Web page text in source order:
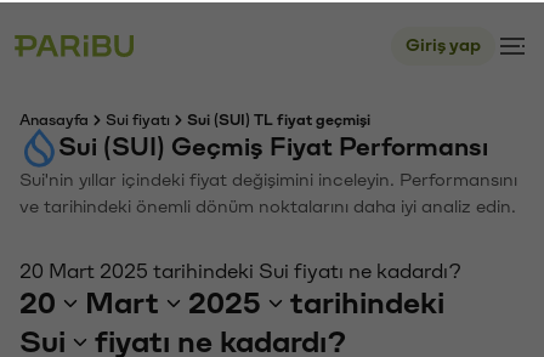
Giriş yap
Anasayfa Sui fiyatı Sui (SUI) TL fiyat geçmişi
Sui (SUI) Geçmiş Fiyat Performansı
Sui'nin yıllar içindeki fiyat değişimini inceleyin. Performansını
ve tarihindeki önemli dönüm noktalarını daha iyi analiz edin.
20 Mart 2025 tarihindeki Sui fiyatı ne kadardı?
20 Mart 2025
tarihindeki
Sui
fiyatı ne kadardı?